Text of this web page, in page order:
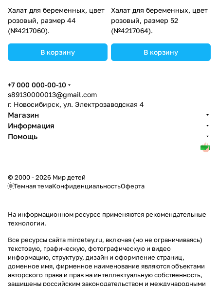
Халат для беременных, цвет
розовый, размер 44
(№4217060).
В корзину
Халат для беременных, цвет
розовый, размер 52
(№4217064).
В корзину
+7 000 000-00-10
s89130000013@gmail.com
г. Новосибирск, ул. Электрозаводская 4
Магазин
Информация
Помощь
© 2000 - 2026 Мир детей
Темная темаКонфиденциальностьОферта
На информационном ресурсе применяются рекомендательные
технологии.
Все ресурсы сайта mirdetey.ru, включая (но не ограничиваясь)
текстовую, графическую, фотографическую и видео
информацию, структуру, дизайн и оформление страниц,
доменное имя, фирменное наименование являются объектами
авторского права и прав на интеллектуальную собственность,
защищены российским законодательством и международными